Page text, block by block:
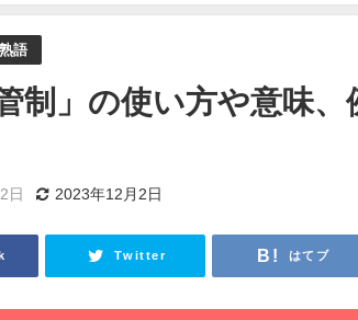
語
制」の使い方や意味
日 2023年12月2日
Twitter はてブ